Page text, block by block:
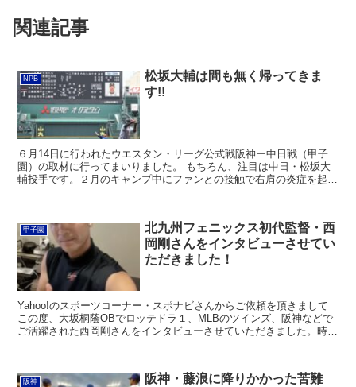
関連記事
NPB
松坂大輔は間も無く帰ってきま
す!!
６月14日に行われたウエスタン・リーグ公式戦阪神ー中日戦（甲子
園）の取材に行ってまいりました。 もちろん、注目は中日・松坂大
輔投手です。２月のキャンプ中にファンとの接触で右肩の炎症を起こ
甲子園
北九州フェニックス初代監督・西
岡剛さんをインタビューさせてい
ただきました！
Yahoo!のスポーツコーナー・スポナビさんからご依頼を頂きまして
この度、大坂桐蔭OBでロッテドラ１、MLBのツインズ、阪神などで
ご活躍された西岡剛さんをインタビューさせていただきました。時期
阪神
阪神・藤浪に降りかかった苦難